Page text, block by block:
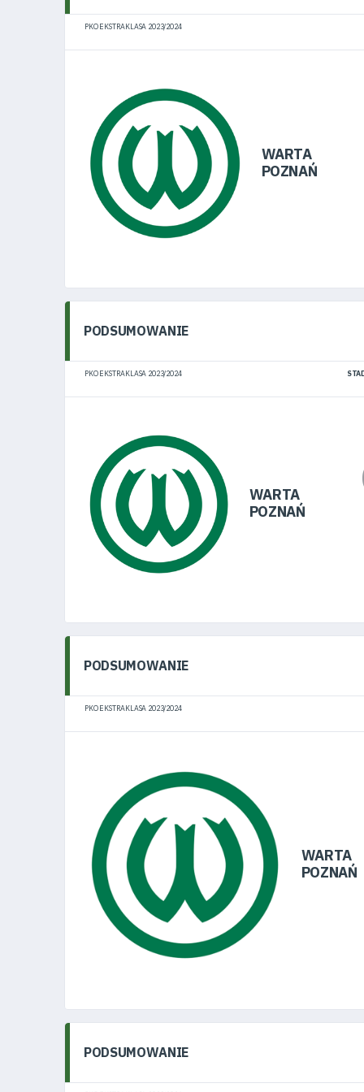
Tabela
terminarz
Bilety
Kontakt
Pierwszy
Futbol
Akademia
Aktualności
Warta
PKO EKSTRAKLASA 2023/2024
WARTA
POZNAŃ
PODSUMOWANIE
PKO EKSTRAKLASA 2023/2024
WARTA
POZNAŃ
PODSUMOWANIE
PKO EKSTRAKLASA 2023/2024
WARTA
POZNAŃ
PODSUMOWANIE